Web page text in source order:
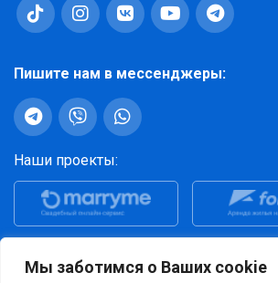
Мы заботимся о Ваших cookie
Пишите нам в мессенджеры:
Наши проекты: